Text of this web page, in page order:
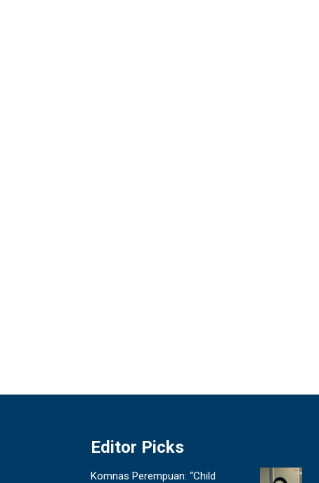
Editor Picks
Komnas Perempuan: “Child